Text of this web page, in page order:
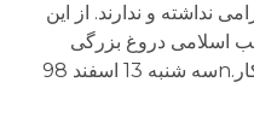
نداشته و ندارند. از این
اسلامی دروغ بزرگی
است و در مواردی یک شیادی آشکار.nسه شنبه 13 اسفند 98